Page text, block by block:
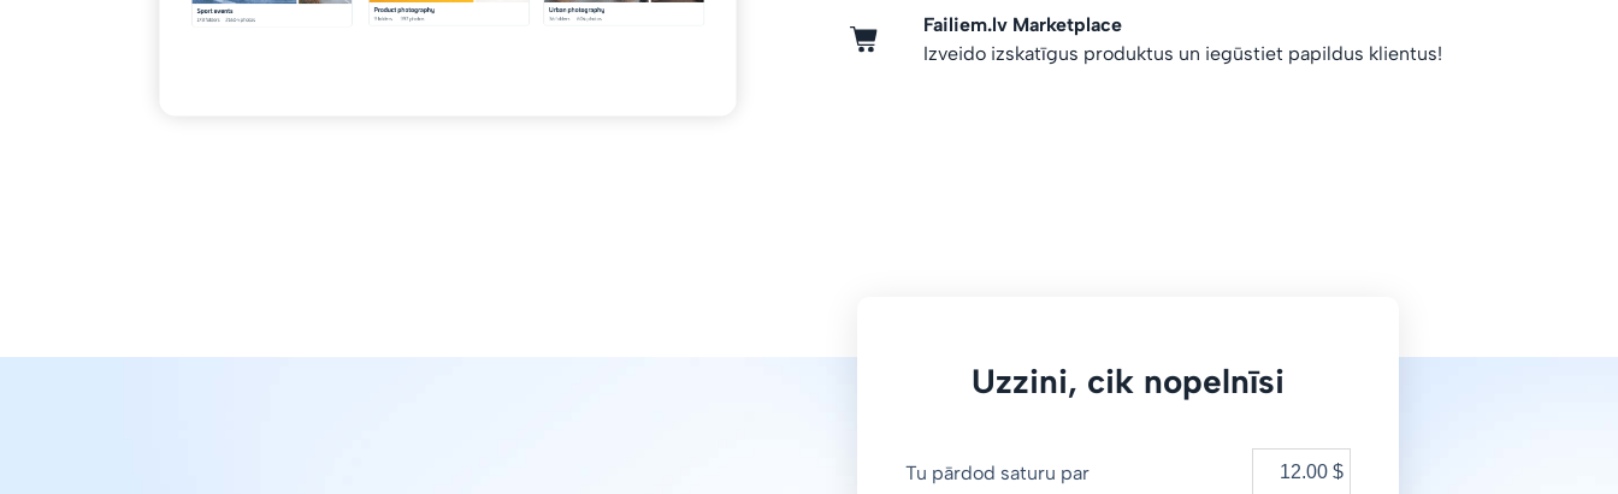
Failiem.lv Marketplace
Izveido izskatīgus produktus un iegūstiet papildus klientus!
Uzzini, cik nopelnīsi
Tu pārdod saturu par